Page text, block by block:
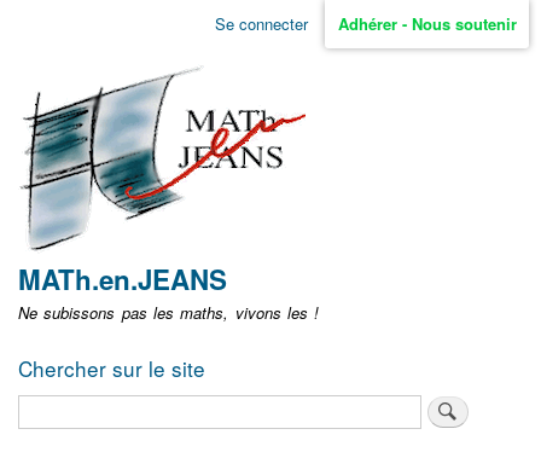
Aller
non
identifié
Se connecter Adhérer - Nous soutenir
MATh.en.JEANS
Ne subissons pas les maths, vivons les !
Chercher sur le site